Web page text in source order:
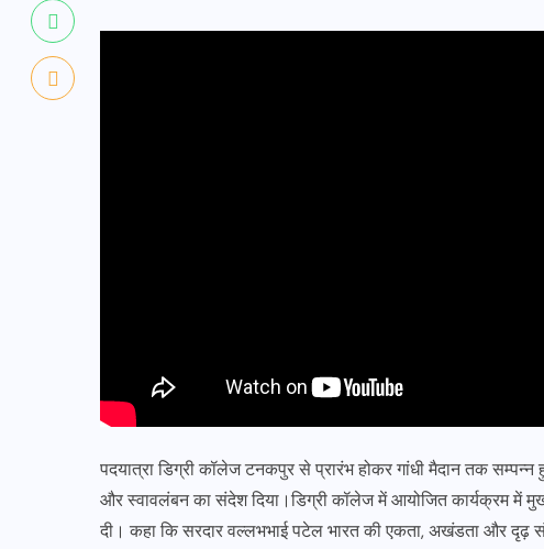
पदयात्रा डिग्री कॉलेज टनकपुर से प्रारंभ होकर गांधी मैदान तक
और स्वावलंबन का संदेश दिया।डिग्री कॉलेज में आयोजित कार्यक्रम में
दी। कहा कि सरदार वल्लभभाई पटेल भारत की एकता, अखंडता और